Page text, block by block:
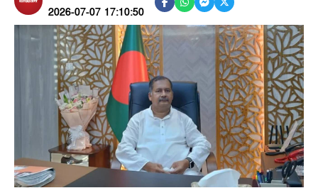
2026-07-07 17:10:50